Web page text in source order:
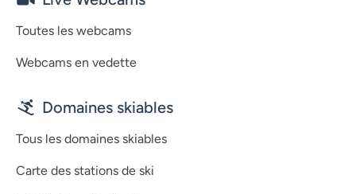
Toutes les webcams
Webcams en vedette
Domaines skiables
Tous les domaines skiables
Carte des stations de ski